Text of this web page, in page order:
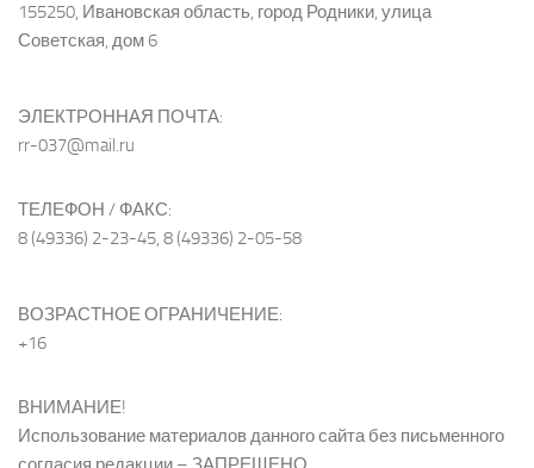
155250, Ивановская область, город Родники, улица
Советская, дом 6
ЭЛЕКТРОННАЯ ПОЧТА:
rr-037@mail.ru
ТЕЛЕФОН / ФАКС:
8 (49336) 2-23-45, 8 (49336) 2-05-58
ВОЗРАСТНОЕ ОГРАНИЧЕНИЕ:
+16
ВНИМАНИЕ!
Использование материалов данного сайта без письменного